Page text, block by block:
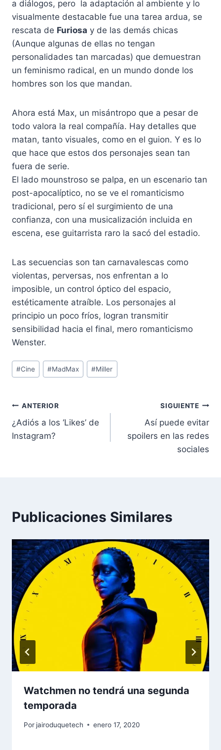
a diálogos, pero la adaptación al ambiente y lo
visualmente destacable fue una tarea ardua, se
rescata de Furiosa y de las demás chicas
(Aunque algunas de ellas no tengan
personalidades tan marcadas) que demuestran
un feminismo radical, en un mundo donde los
hombres son los que mandan.
Ahora está Max, un misántropo que a pesar de
todo valora la real compañía. Hay detalles que
matan, tanto visuales, como en el guion. Y es lo
que hace que estos dos personajes sean tan
fuera de serie.
El lado mounstroso se palpa, en un escenario tan
post-apocalíptico, no se ve el romanticismo
tradicional, pero sí el surgimiento de una
confianza, con una musicalización incluida en
escena, ese guitarrista raro la sacó del estadio.
Las secuencias son tan carnavalescas como
violentas, perversas, nos enfrentan a lo
imposible, un control óptico del espacio,
estéticamente atraíble. Los personajes al
principio un poco fríos, logran transmitir
sensibilidad hacia el final, mero romanticismo
Wenster.
Etiquetas
de
entrada:
#Cine #MadMax #Miller
Navegación
de
ANTERIOR
¿Adiós a los ‘Likes’ de
Instagram?
SIGUIENTE
Así puede evitar
spoilers en las redes
sociales
Publicaciones Similares
Watchmen no tendrá una segunda
temporada
Por jairoduquetech enero 17, 2020